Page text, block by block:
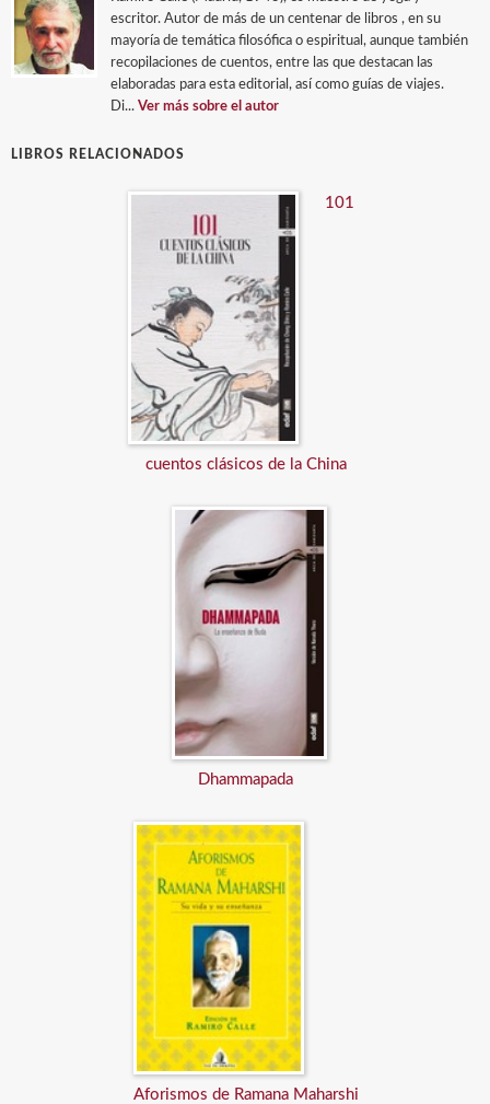
escritor. Autor de más de un centenar de libros , en su
mayoría de temática filosófica o espiritual, aunque también
recopilaciones de cuentos, entre las que destacan las
elaboradas para esta editorial, así como guías de viajes.
Di... Ver más sobre el autor
LIBROS RELACIONADOS
101
cuentos clásicos de la China
Dhammapada
Aforismos de Ramana Maharshi